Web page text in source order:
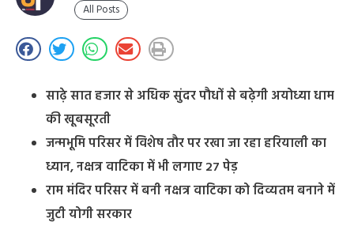
All Posts
साढ़े सात हजार से अधिक सुंदर पौधों से बढ़ेगी अयोध्या धाम
की खूबसूरती
जन्मभूमि परिसर में विशेष तौर पर रखा जा रहा हरियाली का
ध्यान, नक्षत्र वाटिका में भी लगाए 27 पेड़
राम मंदिर परिसर में बनी नक्षत्र वाटिका को दिव्यतम बनाने में
जुटी योगी सरकार